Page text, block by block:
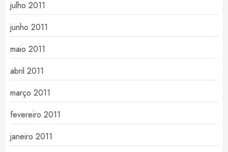
julho 2011
junho 2011
maio 2011
abril 2011
março 2011
fevereiro 2011
janeiro 2011